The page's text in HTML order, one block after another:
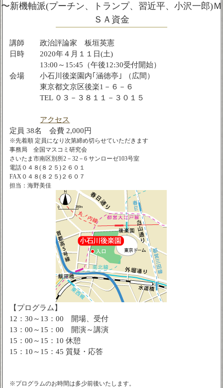
〜新機軸派(プーチン、トランプ、習近平、小沢一郎)Ｍ
ＳＡ資金
講師
政治評論家 板垣英憲
日時
2020年４月１１日(土)
13:00～15:45（午後12:30受付開始）
会場
小石川後楽園内｢涵徳亭｣ （広間）
東京都文京区後楽1－６－６
TEL ０３－３８１１－３０１５
アクセス
定員 38名 会費 2,000円
※先着順 定員になり次第締め切らせていただきます
事務局 全国マスコミ研究会
さいたま市南区別所2－32－6 サンローゼ103号室
電話０４８(８２５)２６０１
FAX０４８(８２５)２６０７
担当：海野美佳
【プログラム】
12：30～13：00 開場、受付
13：00～15：00 開演～講演
15：00～15：10 休憩
15：10～15：45 質疑・応答
※プログラムのお時間は多少前後いたします。